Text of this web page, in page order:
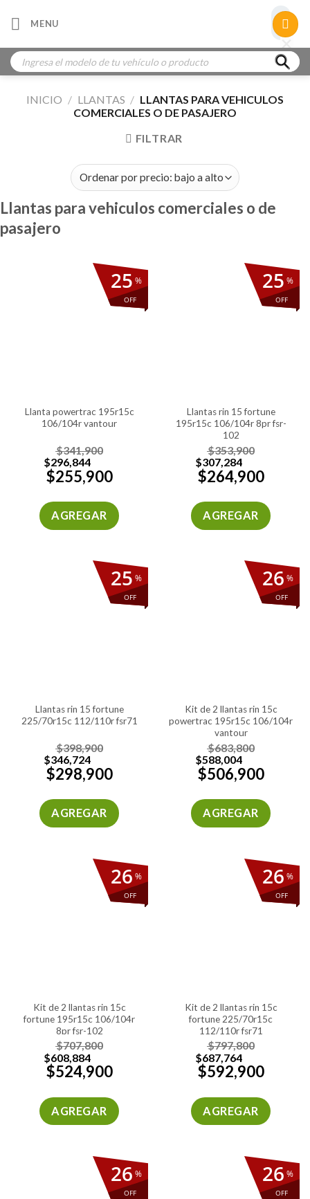
MENU
Búsqueda
de
productos
INICIO / LLANTAS / LLANTAS PARA VEHICULOS
COMERCIALES O DE PASAJERO
FILTRAR
Llantas para vehiculos comerciales o de
pasajero
%
OFF
25
llanta powertrac 195r15c
106/104r vantour
$341,900
$296,844
$255,900
AGREGAR
%
OFF
25
llantas rin 15 fortune
195r15c 106/104r 8pr fsr-
102
$353,900
$307,284
$264,900
AGREGAR
%
OFF
25
llantas rin 15 fortune
225/70r15c 112/110r fsr71
$398,900
$346,724
$298,900
AGREGAR
%
OFF
26
kit de 2 llantas rin 15c
powertrac 195r15c 106/104r
vantour
$683,800
$588,004
$506,900
AGREGAR
%
OFF
26
kit de 2 llantas rin 15c
fortune 195r15c 106/104r
8pr fsr-102
$707,800
$608,884
$524,900
AGREGAR
%
OFF
26
kit de 2 llantas rin 15c
fortune 225/70r15c
112/110r fsr71
$797,800
$687,764
$592,900
AGREGAR
%
OFF
26 %
OFF
26
×
×
×